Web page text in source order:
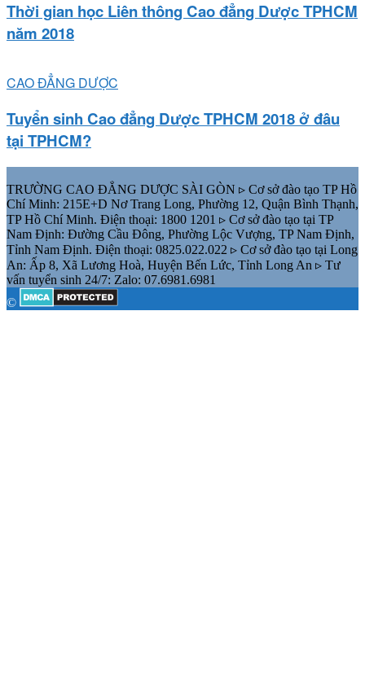
Thời gian học Liên thông Cao đẳng Dược TPHCM
năm 2018
CAO ĐẲNG DƯỢC
Tuyển sinh Cao đẳng Dược TPHCM 2018 ở đâu
tại TPHCM?
TRƯỜNG CAO ĐẲNG DƯỢC SÀI GÒN ▹ Cơ sở đào tạo TP Hồ
Chí Minh: 215E+D Nơ Trang Long, Phường 12, Quận Bình Thạnh,
TP Hồ Chí Minh. Điện thoại: 1800 1201 ▹ Cơ sở đào tạo tại TP
Nam Định: Đường Cầu Đông, Phường Lộc Vượng, TP Nam Định,
Tỉnh Nam Định. Điện thoại: 0825.022.022 ▹ Cơ sở đào tạo tại Long
An: Ấp 8, Xã Lương Hoà, Huyện Bến Lức, Tỉnh Long An ▹ Tư
vấn tuyển sinh 24/7: Zalo: 07.6981.6981
©